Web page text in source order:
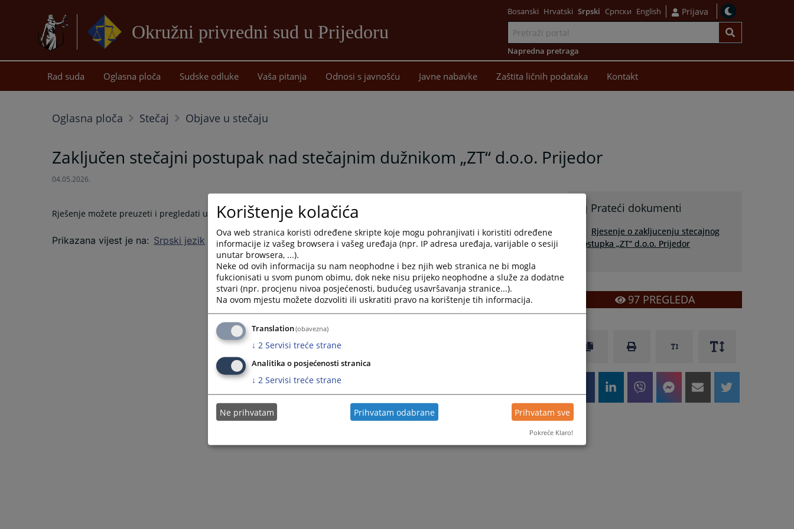
Okružni privredni sud u Prijedoru
sadržaj
Bosanski Hrvatski Srpski Српски English Prijava
Napredna pretraga
Rad suda Oglasna ploča Sudske odluke Vaša pitanja Odnosi s javnošću Javne nabavke Zaštita ličnih podataka Kontakt
Oglasna ploča Stečaj Objave u stečaju
Zaključen stečajni postupak nad stečajnim dužnikom „ZT“ d.o.o. Prijedor
04.05.2026.
Rješenje možete preuzeti i pregledati u prilogu – prateći dokumenti.
Prikazana vijest je na: Srpski jezik
Prateći dokumenti
Rjesenje o zakljucenju stecajnog
postupka „ZT“ d.o.o. Prijedor
97PREGLEDA
Korištenje kolačića
Ova web stranica koristi određene skripte koje mogu pohranjivati i koristiti određene
informacije iz vašeg browsera i vašeg uređaja (npr. IP adresa uređaja, varijable o sesiji
unutar browsera, ...).
Neke od ovih informacija su nam neophodne i bez njih web stranica ne bi mogla
fukcionisati u svom punom obimu, dok neke nisu prijeko neophodne a služe za dodatne
stvari (npr. procjenu nivoa posjećenosti, budućeg usavršavanja stranice...).
Na ovom mjestu možete dozvoliti ili uskratiti pravo na korištenje tih informacija.
Translation(obavezna)
↓ 2 Servisi treće strane
Analitika o posjećenosti stranica
↓ 2 Servisi treće strane
Ne prihvatam Prihvatam odabrane Prihvatam sve
Pokreće Klaro!